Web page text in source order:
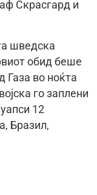
Скрасгард и
шведска
обид беше
Газа во ноќта
го заплени
12
Бразил,